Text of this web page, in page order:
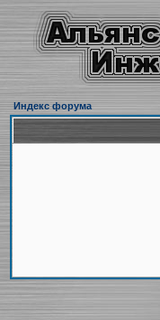
Индекс форума